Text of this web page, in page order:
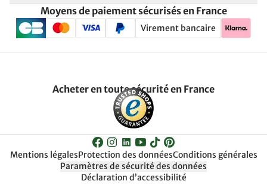
Moyens de paiement sécurisés en France
Virement bancaire
Acheter en toute sécurité en France
Mentions légalesProtection des donnéesConditions générales
Paramètres de sécurité des données
Déclaration d’accessibilité